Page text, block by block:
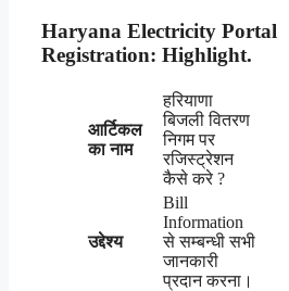
Haryana Electricity Portal
Registration: Highlight.
आर्टिकल
का नाम
हरियाणा
बिजली वितरण
निगम पर
रजिस्ट्रेशन
कैसे करे ?
उद्देश्य
Bill
Information
से सम्बन्धी सभी
जानकारी
प्रदान करना।